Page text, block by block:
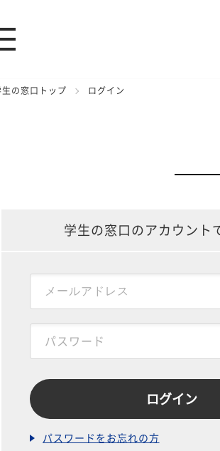
生の窓口トップ ログイン
学生の窓口のアカウント
パスワードをお忘れの方